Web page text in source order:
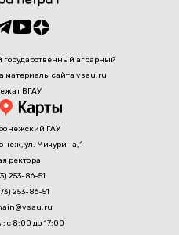
аграрный
материалы сайта vsau.ru
ВГАУ
ГАУ
ул. Мичурина, 1
ректора
253-86-51
253-86-51
с 8:00 до 17:00